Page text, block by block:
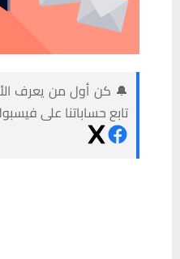
🔔 كن أول من يعرف
تابع حساباتنا على